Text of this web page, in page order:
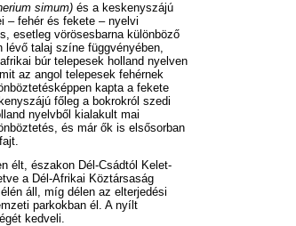
simum) és a keskenyszájú
– fehér és fekete – nyelvi
esetleg vörösesbarna különböző
lévő talaj színe függvényében,
búrtelepesek holland nyelven
az angol telepesek fehérnek
kapta a fekete
főleg a bokrokról szedi
nyelvből kialakult mai
és már ők is elsősorban
élt, északon Dél-Csádtól Kelet-
a Dél-Afrikai Köztársaság
áll, míg délen az elterjedési
parkokban él. A nyílt
kedveli.